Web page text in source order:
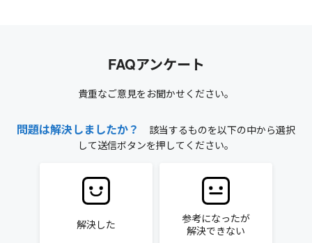
FAQアンケート
貴重なご意見をお聞かせください。
問題は解決しましたか？
該当するものを以下の中から選択
して送信ボタンを押してください。
解決した
参考になったが
解決できない